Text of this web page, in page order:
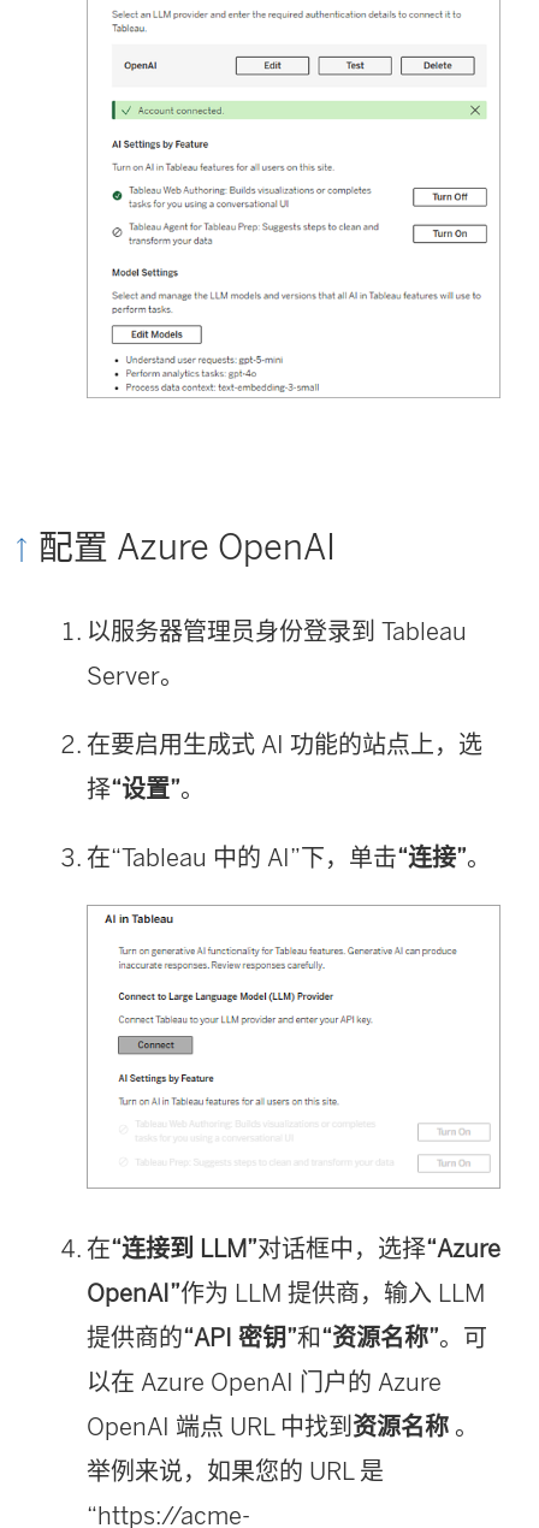
配置 Azure OpenAI
以服务器管理员身份登录到 Tableau
Server。
在要启用生成式 AI 功能的站点上，选
择“设置”。
在“Tableau 中的 AI”下，单击“连接”。
在“连接到 LLM”对话框中，选择“Azure
OpenAI”作为 LLM 提供商，输入 LLM
提供商的“API 密钥”和“资源名称”。可
以在 Azure OpenAI 门户的 Azure
OpenAI 端点 URL 中找到资源名称 。
举例来说，如果您的 URL 是
“https://acme-